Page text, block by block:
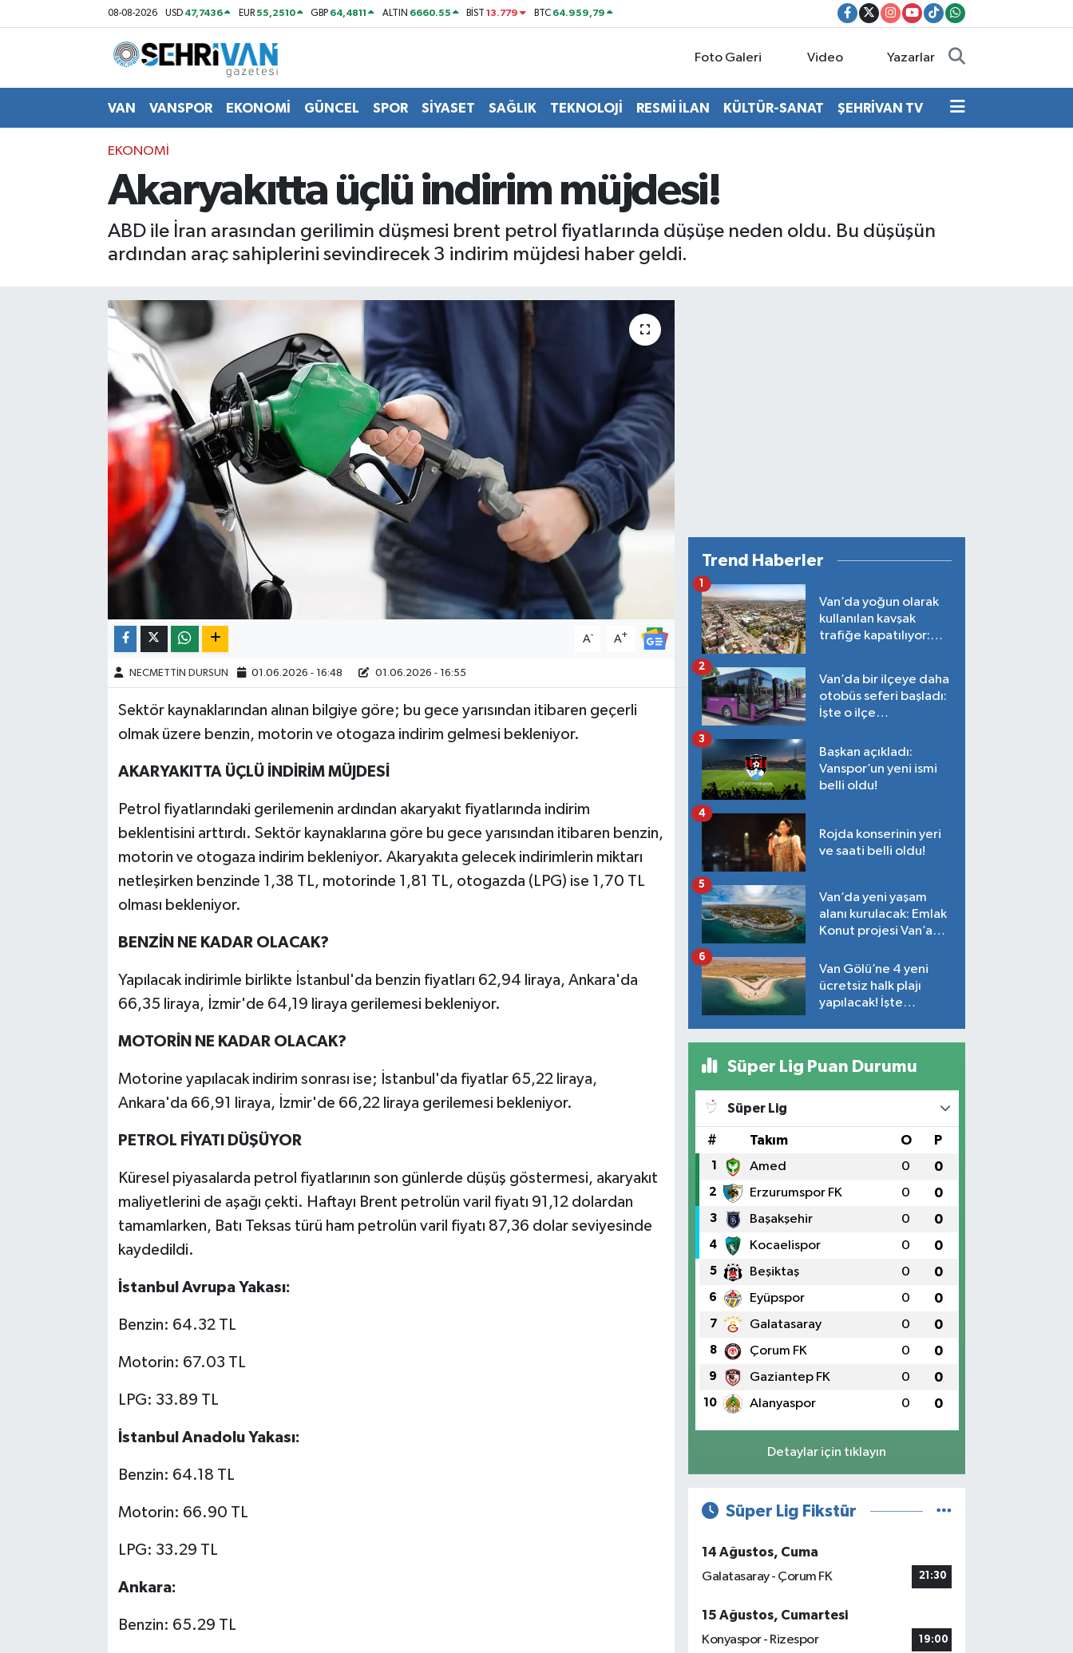
08-08-2026 USD 47,7436 EUR55,2510 GBP 64,4811 ALTIN 6660.55 BİST13.779 BTC 64.959,79
Foto Galeri Video Yazarlar
VAN VANSPOR EKONOMİ GÜNCEL SPOR SİYASET SAĞLIK TEKNOLOJİ RESMİ İLAN KÜLTÜR-SANAT ŞEHRİVAN TV
EKONOMİ
Akaryakıtta üçlü indirim müjdesi!
ABD ile İran arasından gerilimin düşmesi brent petrol fiyatlarında düşüşe neden oldu. Bu düşüşün
ardından araç sahiplerini sevindirecek 3 indirim müjdesi haber geldi.
A- A+
NECMETTİN DURSUN 01.06.2026 - 16:48 01.06.2026 - 16:55
Sektör kaynaklarından alınan bilgiye göre; bu gece yarısından itibaren geçerli
olmak üzere benzin, motorin ve otogaza indirim gelmesi bekleniyor.
AKARYAKITTA ÜÇLÜ İNDİRİM MÜJDESİ
Petrol fiyatlarındaki gerilemenin ardından akaryakıt fiyatlarında indirim
beklentisini arttırdı. Sektör kaynaklarına göre bu gece yarısından itibaren benzin,
motorin ve otogaza indirim bekleniyor. Akaryakıta gelecek indirimlerin miktarı
netleşirken benzinde 1,38 TL, motorinde 1,81 TL, otogazda (LPG) ise 1,70 TL
olması bekleniyor.
BENZİN NE KADAR OLACAK?
Yapılacak indirimle birlikte İstanbul'da benzin fiyatları 62,94 liraya, Ankara'da
66,35 liraya, İzmir'de 64,19 liraya gerilemesi bekleniyor.
MOTORİN NE KADAR OLACAK?
Motorine yapılacak indirim sonrası ise; İstanbul'da fiyatlar 65,22 liraya,
Ankara'da 66,91 liraya, İzmir'de 66,22 liraya gerilemesi bekleniyor.
PETROL FİYATI DÜŞÜYOR
Küresel piyasalarda petrol fiyatlarının son günlerde düşüş göstermesi, akaryakıt
maliyetlerini de aşağı çekti. Haftayı Brent petrolün varil fiyatı 91,12 dolardan
tamamlarken, Batı Teksas türü ham petrolün varil fiyatı 87,36 dolar seviyesinde
kaydedildi.
İstanbul Avrupa Yakası:
Benzin: 64.32 TL
Motorin: 67.03 TL
LPG: 33.89 TL
İstanbul Anadolu Yakası:
Benzin: 64.18 TL
Motorin: 66.90 TL
LPG: 33.29 TL
Ankara:
Benzin: 65.29 TL
Trend Haberler
Van’da yoğun olarak
kullanılan kavşak
trafiğe kapatılıyor:
1
Van’da bir ilçeye daha
otobüs seferi başladı:
İşte o ilçe…
2
Başkan açıkladı:
Vanspor’un yeni ismi
belli oldu!
3
Rojda konserinin yeri
ve saati belli oldu!
4
Van’da yeni yaşam
alanı kurulacak: Emlak
Konut projesi Van’a
5
Van Gölü’ne 4 yeni
ücretsiz halk plajı
yapılacak! İşte
6
Süper Lig Puan Durumu
Süper Lig
# Takım O P
1 Amed 0 0
2 Erzurumspor FK 0 0
3 Başakşehir 0 0
4 Kocaelispor 0 0
5 Beşiktaş 0 0
6 Eyüpspor 0 0
7 Galatasaray 0 0
8 Çorum FK 0 0
9 Gaziantep FK 0 0
10 Alanyaspor 0 0
Detaylar için tıklayın
Süper Lig Fikstür
14 Ağustos, Cuma
Galatasaray - Çorum FK
21:30
15 Ağustos, Cumartesi
Konyaspor - Rizespor
19:00
Van Nöbetçi Eczaneler
Van Hava Durumu
VAN Namaz Vakitleri
Van Trafik Yoğunluk Haritası
Süper Lig Puan Durumu ve Fikstür
Tüm Manşetler
Son Dakika Haberleri